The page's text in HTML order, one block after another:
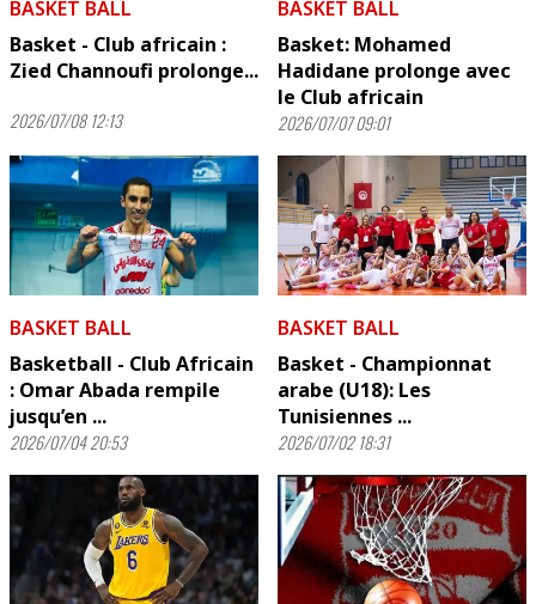
BASKET BALL
Basket - Club africain :
Zied Channoufi prolonge...
2026/07/08 12:13
BASKET BALL
Basket: Mohamed
Hadidane prolonge avec
le Club africain
2026/07/07 09:01
BASKET BALL
Basketball - Club Africain
: Omar Abada rempile
jusqu’en ...
2026/07/04 20:53
BASKET BALL
Basket - Championnat
arabe (U18): Les
Tunisiennes ...
2026/07/02 18:31